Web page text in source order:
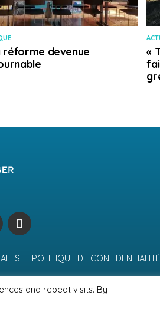
réforme devenue
«
POLITIQUE DE CONFIDENTIALITÉ
and repeat visits. By